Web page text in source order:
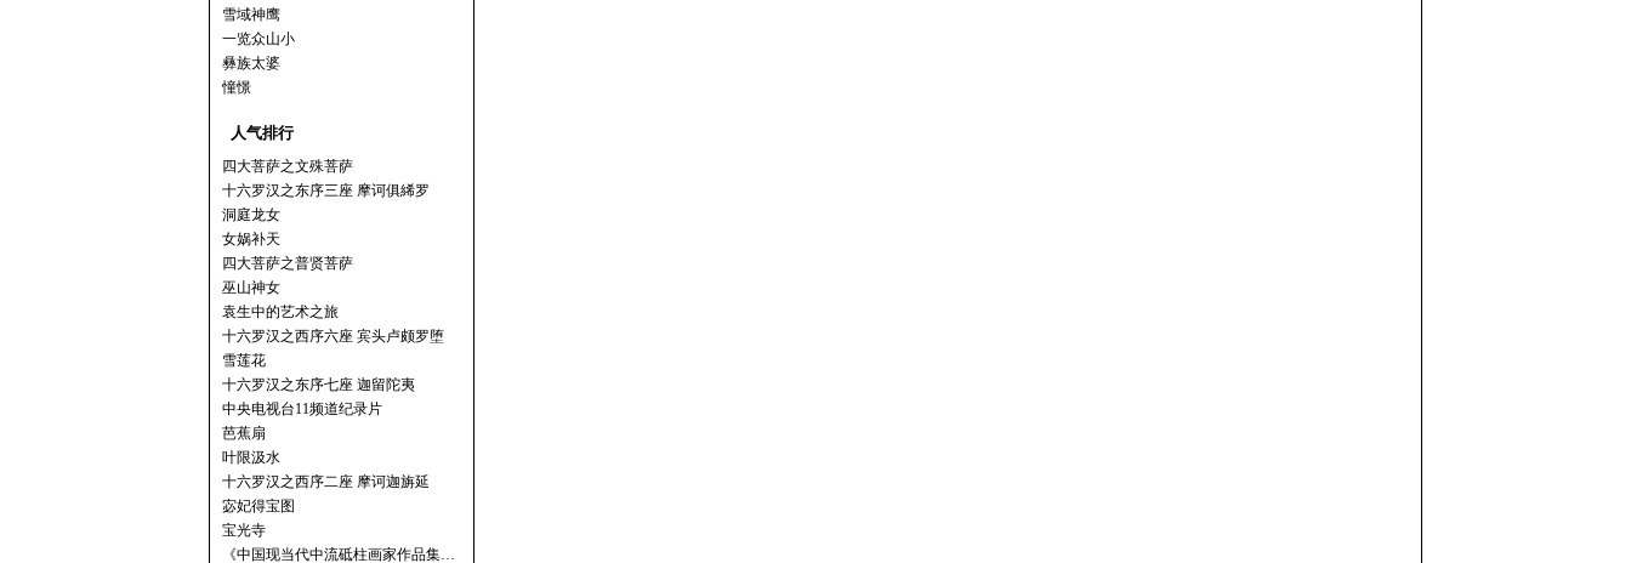
雪域神鹰
一览众山小
彝族太婆
憧憬
人气排行
四大菩萨之文殊菩萨
十六罗汉之东序三座 摩诃俱絺罗
洞庭龙女
女娲补天
四大菩萨之普贤菩萨
巫山神女
袁生中的艺术之旅
十六罗汉之西序六座 宾头卢颇罗堕
雪莲花
十六罗汉之东序七座 迦留陀夷
中央电视台11频道纪录片
芭蕉扇
叶限汲水
十六罗汉之西序二座 摩诃迦旃延
宓妃得宝图
宝光寺
《中国现当代中流砥柱画家作品集…